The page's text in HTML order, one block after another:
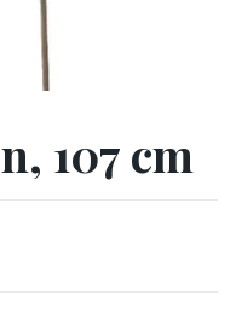
107 cm